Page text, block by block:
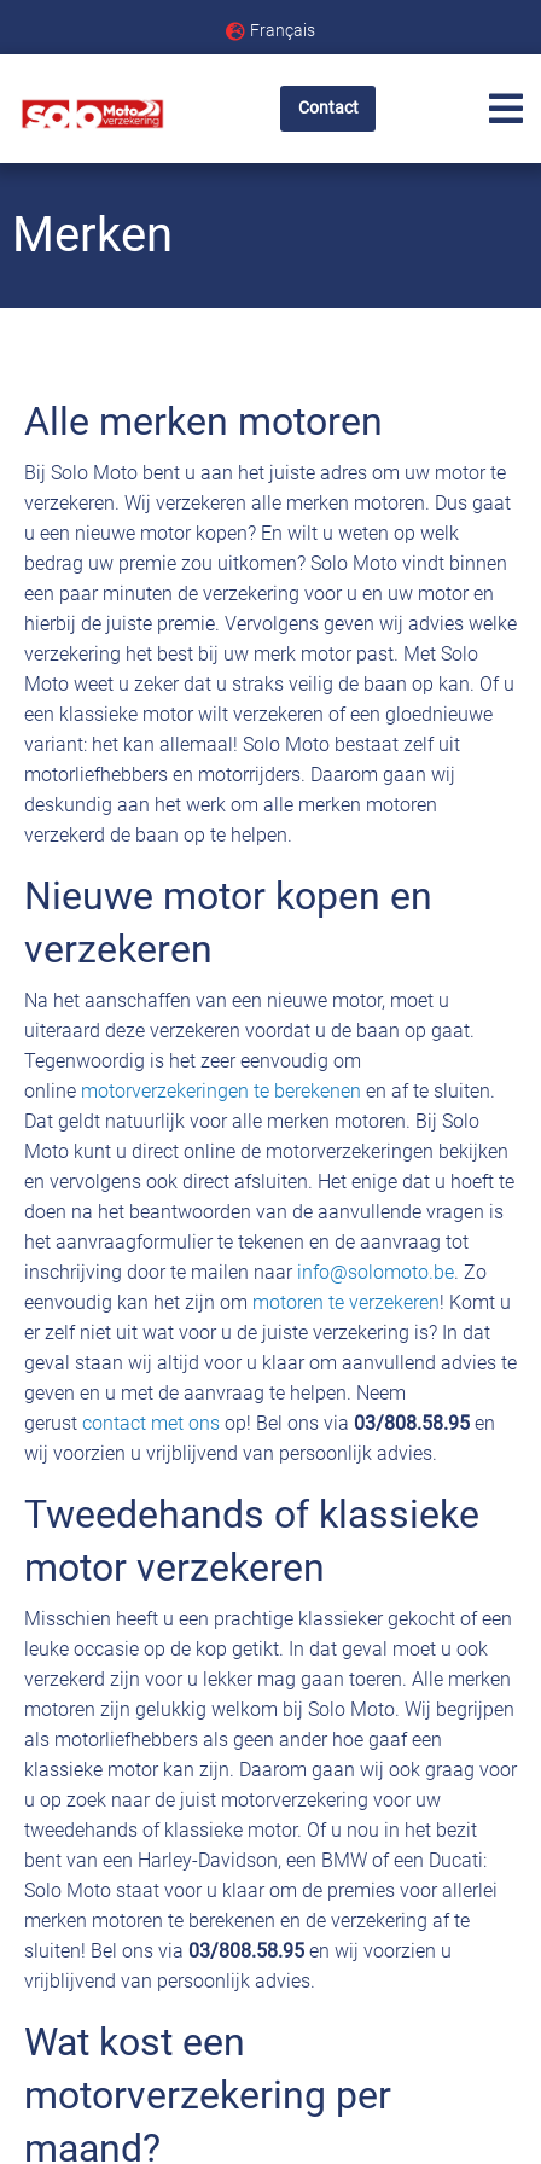
Français
Contact
Merken
Alle merken motoren
Bij Solo Moto bent u aan het juiste adres om uw motor te
verzekeren. Wij verzekeren alle merken motoren. Dus gaat
u een nieuwe motor kopen? En wilt u weten op welk
bedrag uw premie zou uitkomen? Solo Moto vindt binnen
een paar minuten de verzekering voor u en uw motor en
hierbij de juiste premie. Vervolgens geven wij advies welke
verzekering het best bij uw merk motor past. Met Solo
Moto weet u zeker dat u straks veilig de baan op kan. Of u
een klassieke motor wilt verzekeren of een gloednieuwe
variant: het kan allemaal! Solo Moto bestaat zelf uit
motorliefhebbers en motorrijders. Daarom gaan wij
deskundig aan het werk om alle merken motoren
verzekerd de baan op te helpen.
Nieuwe motor kopen en
verzekeren
Na het aanschaffen van een nieuwe motor, moet u
uiteraard deze verzekeren voordat u de baan op gaat.
Tegenwoordig is het zeer eenvoudig om
online motorverzekeringen te berekenen en af te sluiten.
Dat geldt natuurlijk voor alle merken motoren. Bij Solo
Moto kunt u direct online de motorverzekeringen bekijken
en vervolgens ook direct afsluiten. Het enige dat u hoeft te
doen na het beantwoorden van de aanvullende vragen is
het aanvraagformulier te tekenen en de aanvraag tot
inschrijving door te mailen naar info@solomoto.be. Zo
eenvoudig kan het zijn om motoren te verzekeren! Komt u
er zelf niet uit wat voor u de juiste verzekering is? In dat
geval staan wij altijd voor u klaar om aanvullend advies te
geven en u met de aanvraag te helpen. Neem
gerust contact met ons op! Bel ons via 03/808.58.95 en
wij voorzien u vrijblijvend van persoonlijk advies.
Tweedehands of klassieke
motor verzekeren
Misschien heeft u een prachtige klassieker gekocht of een
leuke occasie op de kop getikt. In dat geval moet u ook
verzekerd zijn voor u lekker mag gaan toeren. Alle merken
motoren zijn gelukkig welkom bij Solo Moto. Wij begrijpen
als motorliefhebbers als geen ander hoe gaaf een
klassieke motor kan zijn. Daarom gaan wij ook graag voor
u op zoek naar de juist motorverzekering voor uw
tweedehands of klassieke motor. Of u nou in het bezit
bent van een Harley-Davidson, een BMW of een Ducati:
Solo Moto staat voor u klaar om de premies voor allerlei
merken motoren te berekenen en de verzekering af te
sluiten! Bel ons via 03/808.58.95 en wij voorzien u
vrijblijvend van persoonlijk advies.
Wat kost een
motorverzekering per
maand?